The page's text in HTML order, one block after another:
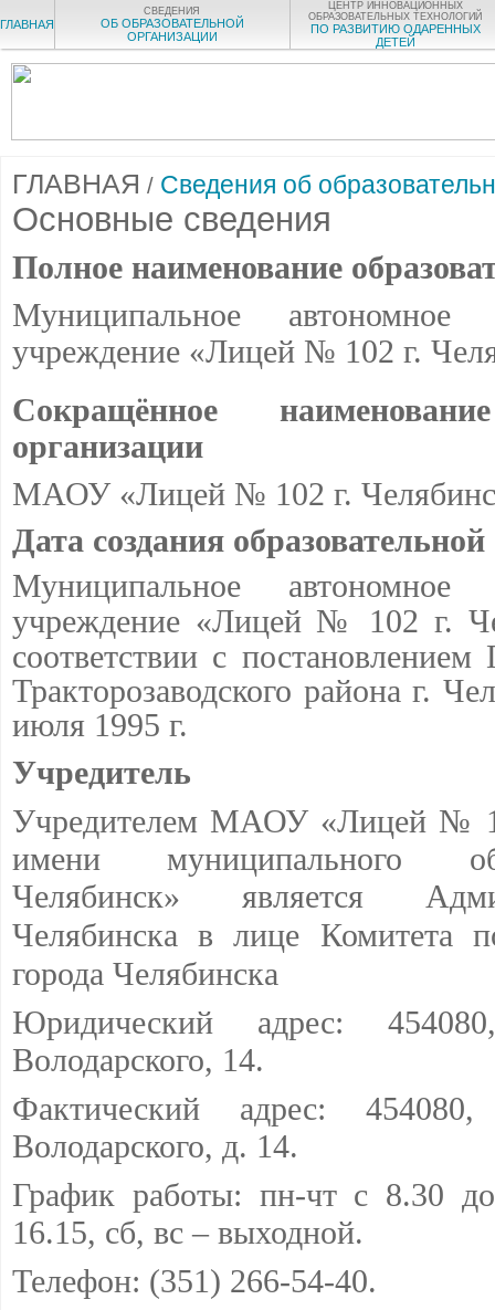
ГЛАВНАЯ
СВЕДЕНИЯ
ОБ ОБРАЗОВАТЕЛЬНОЙ
ОРГАНИЗАЦИИ
ЦЕНТР ИННОВАЦИОННЫХ
ОБРАЗОВАТЕЛЬНЫХ ТЕХНОЛОГИЙ
ПО РАЗВИТИЮ ОДАРЕННЫХ
ДЕТЕЙ
ГЛАВНАЯ / Сведения об
Основные сведения
Полное наименование
Муниципальное автономное
учреждение «Лицей № 102 г.
Сокращённое
организации
МАОУ «Лицей № 102 г.
Дата создания
Муниципальное автономное
учреждение «Лицей № 102 г.
соответствии с
Тракторозаводского района г.
июля 1995 г.
Учредитель
Учредителем МАОУ «Лицей №
имени муниципального
Челябинск» является
Челябинска в лице Комитета
города Челябинска
Юридический адрес:
Володарского, 14.
Фактический адрес:
Володарского, д. 14.
График работы: пн-чт с 8.30
16.15, сб, вс – выходной.
Телефон: (351) 266-54-40.